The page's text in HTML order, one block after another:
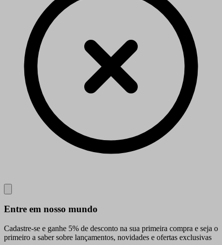
Entre em nosso mundo
Cadastre-se e ganhe 5% de desconto na sua primeira compra e seja o
primeiro a saber sobre lançamentos, novidades e ofertas exclusivas